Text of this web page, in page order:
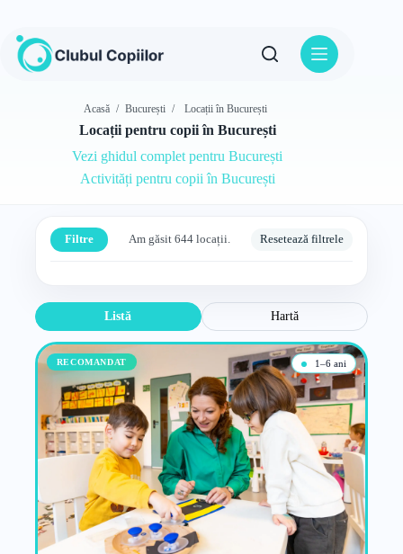
conținut
Acasă / București / Locații în București
Locații pentru copii în București
Vezi ghidul complet pentru București
Activități pentru copii în București
Filtre Am găsit 644 locații. Resetează filtrele
Listă Hartă
1–6 ani
RECOMANDAT